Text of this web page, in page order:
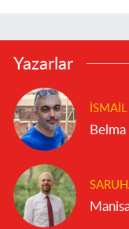
Yazarlar
Belma